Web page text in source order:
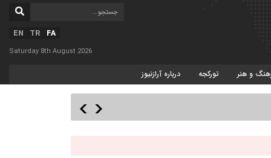
FA
TR
EN
Saturday 8th August 2026
و هنر تورکجه درباره آرازنیوز